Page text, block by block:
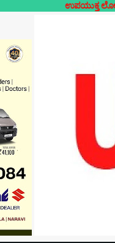
ಉಪಯುಕ್ತ ಲೋಕಲ್- ನಿಮ್ಮೂರಿನ